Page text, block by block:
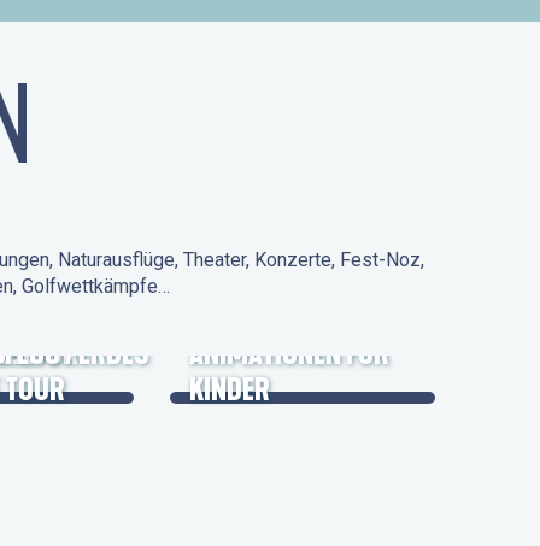
Naturausflüge, Theater, Konzerte, Fest-Noz,
Golfwettkämpfe…
/
ANIMATIONEN FÜR
KINDER